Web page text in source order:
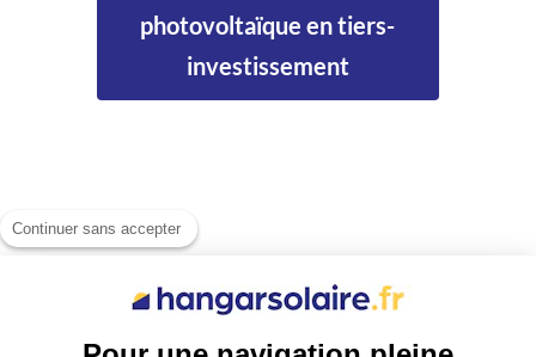
Continuer sans accepter
photovoltaïque en tiers-
investissement
Construire un hangar
photovoltaïque clé en
main : quelle rentabilité